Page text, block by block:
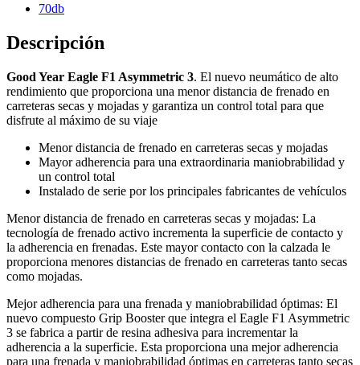
70db
Descripción
Good Year Eagle F1 Asymmetric 3. El nuevo neumático de alto
rendimiento que proporciona una menor distancia de frenado en
carreteras secas y mojadas y garantiza un control total para que
disfrute al máximo de su viaje
Menor distancia de frenado en carreteras secas y mojadas
Mayor adherencia para una extraordinaria maniobrabilidad y
un control total
Instalado de serie por los principales fabricantes de vehículos
Menor distancia de frenado en carreteras secas y mojadas: La
tecnología de frenado activo incrementa la superficie de contacto y
la adherencia en frenadas. Este mayor contacto con la calzada le
proporciona menores distancias de frenado en carreteras tanto secas
como mojadas.
Mejor adherencia para una frenada y maniobrabilidad óptimas: El
nuevo compuesto Grip Booster que integra el Eagle F1 Asymmetric
3 se fabrica a partir de resina adhesiva para incrementar la
adherencia a la superficie. Esta proporciona una mejor adherencia
para una frenada y maniobrabilidad óptimas en carreteras tanto secas